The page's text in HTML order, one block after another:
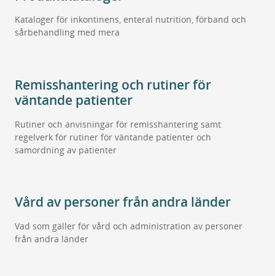
Kataloger för inkontinens, enteral nutrition, förband och
sårbehandling med mera
Remisshantering och rutiner för
väntande patienter
Rutiner och anvisningar för remisshantering samt
regelverk för rutiner för väntande patienter och
samordning av patienter
Vård av personer från andra länder
Vad som gäller för vård och administration av personer
från andra länder